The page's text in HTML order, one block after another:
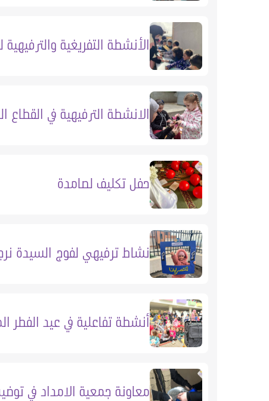
الأنشطة التفريغية
الانشطة الترفيهية في
حفل تكليف لصامدة
نشاط ترفيهي لفوج السيدة
أنشطة تفاعلية في عيد الفطر
معاونة جمعية الامداد في